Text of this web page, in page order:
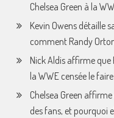
Chelsea Green à la
Kevin Owens détaille
comment Randy
Nick Aldis affirme
la WWE censée le
Chelsea Green
des fans, et pourquoi